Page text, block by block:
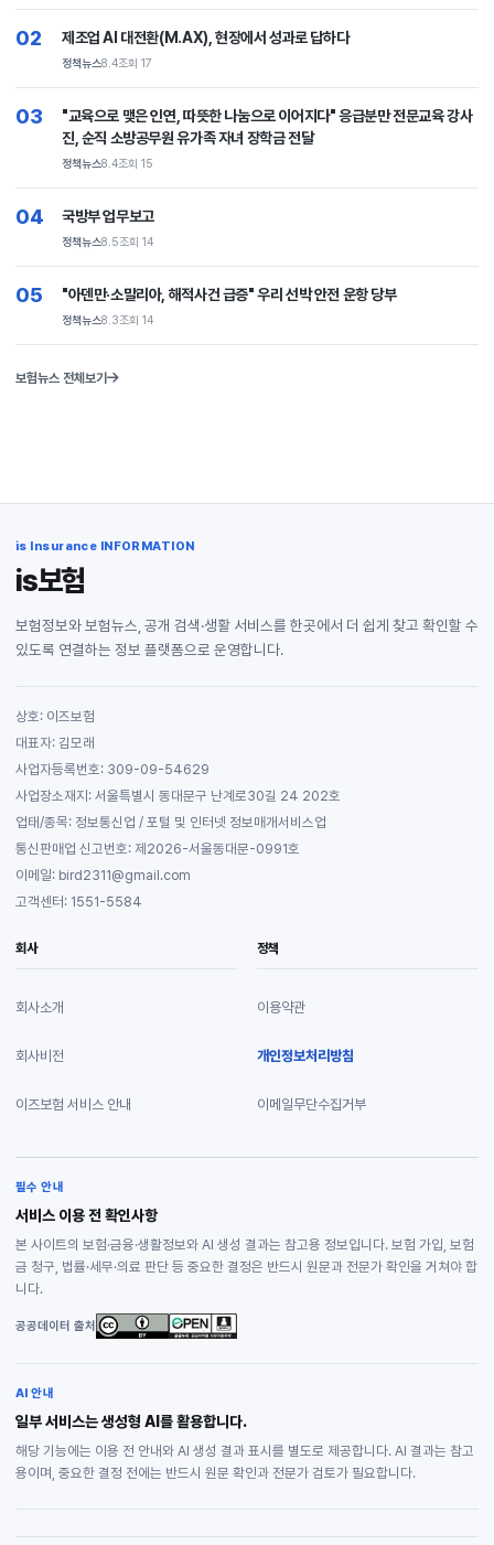
02 제조업 AI 대전환(M.AX), 현장에서 성과로 답하다
정책뉴스8.4조회 17
03
"교육으로 맺은 인연, 따뜻한 나눔으로 이어지다" 응급분만 전문교육 강사
진, 순직 소방공무원 유가족 자녀 장학금 전달
정책뉴스8.4조회 15
04 국방부 업무보고
정책뉴스8.5조회 14
05 "아덴만·소말리아, 해적사건 급증" 우리 선박 안전 운항 당부
정책뉴스8.3조회 14
보험뉴스 전체보기
is Insurance INFORMATION
is보험
보험정보와 보험뉴스, 공개 검색·생활 서비스를 한곳에서 더 쉽게 찾고 확인할 수
있도록 연결하는 정보 플랫폼으로 운영합니다.
상호: 이즈보험
대표자: 김모래
사업자등록번호: 309-09-54629
사업장소재지: 서울특별시 동대문구 난계로30길 24 202호
업태/종목: 정보통신업 / 포털 및 인터넷 정보매개서비스업
통신판매업 신고번호: 제2026-서울동대문-0991호
이메일: bird2311@gmail.com
고객센터: 1551-5584
회사
회사소개
회사비전
이즈보험 서비스 안내
정책
이용약관
개인정보처리방침
이메일무단수집거부
필수 안내
서비스 이용 전 확인사항
본 사이트의 보험·금융·생활정보와 AI 생성 결과는 참고용 정보입니다. 보험 가입, 보험
금 청구, 법률·세무·의료 판단 등 중요한 결정은 반드시 원문과 전문가 확인을 거쳐야 합
니다.
공공데이터 출처
AI 안내
일부 서비스는 생성형 AI를 활용합니다.
해당 기능에는 이용 전 안내와 AI 생성 결과 표시를 별도로 제공합니다. AI 결과는 참고
용이며, 중요한 결정 전에는 반드시 원문 확인과 전문가 검토가 필요합니다.